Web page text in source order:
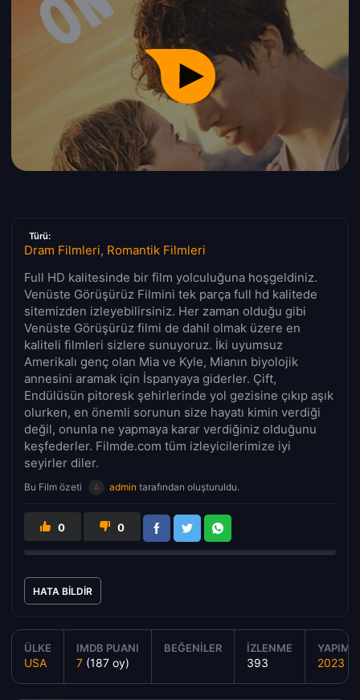
Türü:
Dram Filmleri, Romantik Filmleri
Full HD kalitesinde bir film yolculuğuna hoşgeldiniz.
Venüste Görüşürüz Filmini tek parça full hd kalitede
sitemizden izleyebilirsiniz. Her zaman olduğu gibi
Venüste Görüşürüz filmi de dahil olmak üzere en
kaliteli filmleri sizlere sunuyoruz. İki uyumsuz
Amerikalı genç olan Mia ve Kyle, Mianın biyolojik
annesini aramak için İspanyaya giderler. Çift,
Endülüsün pitoresk şehirlerinde yol gezisine çıkıp aşık
olurken, en önemli sorunun size hayatı kimin verdiği
değil, onunla ne yapmaya karar verdiğiniz olduğunu
keşfederler. Filmde.com tüm izleyicilerimize iyi
seyirler diler.
Bu Film özeti admin tarafından oluşturuldu.
0 0
HATA BILDIR
ÜLKE
USA
IMDB PUANI
7 (187 oy)
BEĞENILER İZLENME
393
YAPIM
2023